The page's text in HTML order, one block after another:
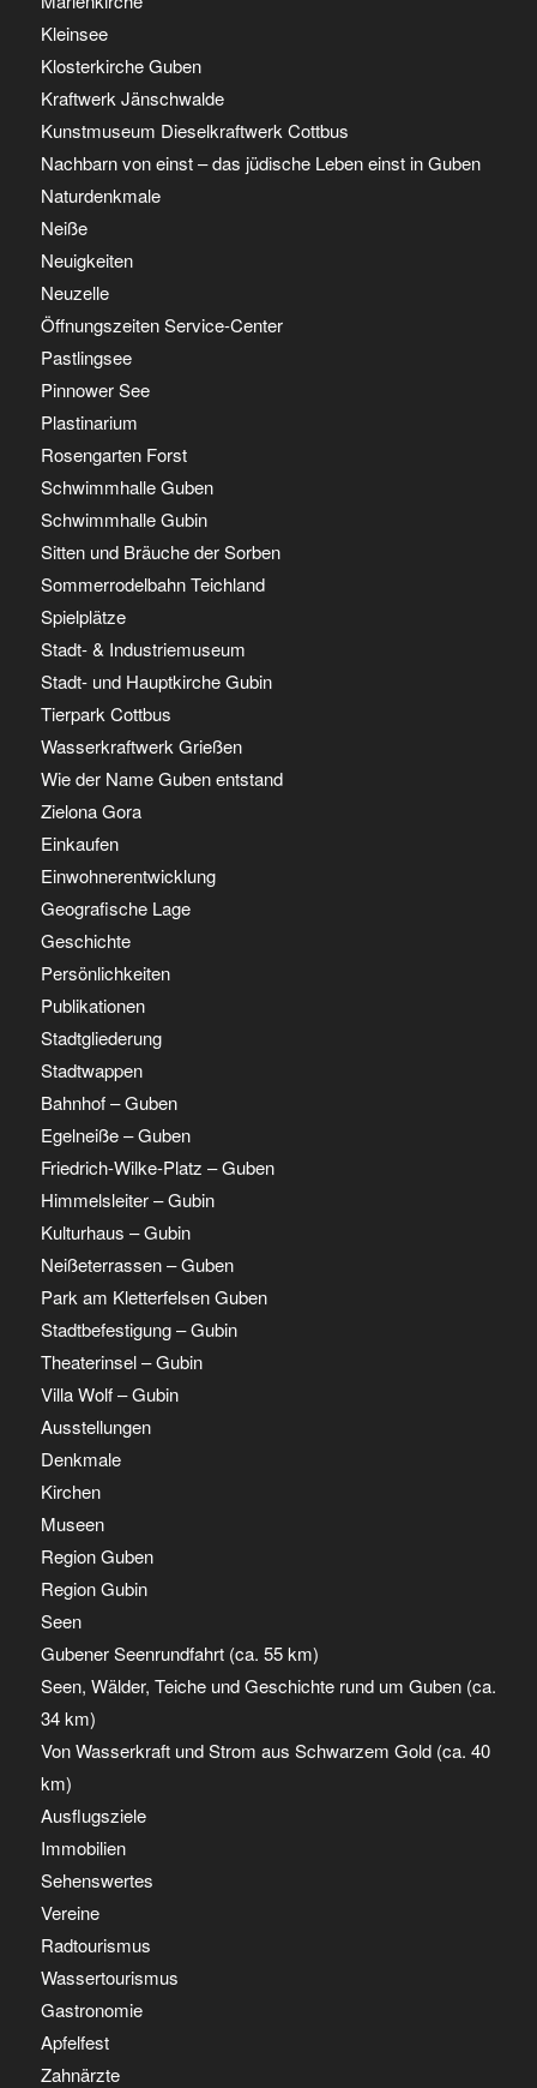
Kleinsee
Klosterkirche Guben
Kraftwerk Jänschwalde
Kunstmuseum Dieselkraftwerk Cottbus
Nachbarn von einst – das jüdische Leben einst in Guben
Naturdenkmale
Neiße
Neuigkeiten
Neuzelle
Öffnungszeiten Service-Center
Pastlingsee
Pinnower See
Plastinarium
Rosengarten Forst
Schwimmhalle Guben
Schwimmhalle Gubin
Sitten und Bräuche der Sorben
Sommerrodelbahn Teichland
Spielplätze
Stadt- & Industriemuseum
Stadt- und Hauptkirche Gubin
Tierpark Cottbus
Wasserkraftwerk Grießen
Wie der Name Guben entstand
Zielona Gora
Einkaufen
Einwohnerentwicklung
Geografische Lage
Geschichte
Persönlichkeiten
Publikationen
Stadtgliederung
Stadtwappen
Bahnhof – Guben
Egelneiße – Guben
Friedrich-Wilke-Platz – Guben
Himmelsleiter – Gubin
Kulturhaus – Gubin
Neißeterrassen – Guben
Park am Kletterfelsen Guben
Stadtbefestigung – Gubin
Theaterinsel – Gubin
Villa Wolf – Gubin
Ausstellungen
Denkmale
Kirchen
Museen
Region Guben
Region Gubin
Seen
Gubener Seenrundfahrt (ca. 55 km)
Seen, Wälder, Teiche und Geschichte rund um Guben (ca.
34 km)
Von Wasserkraft und Strom aus Schwarzem Gold (ca. 40
km)
Ausflugsziele
Immobilien
Sehenswertes
Vereine
Radtourismus
Wassertourismus
Gastronomie
Apfelfest
Zahnärzte